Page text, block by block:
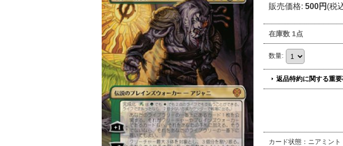
販売価格: 500円 (税
在庫数 1点
数量:
返品特約に関する重
カード状態：ニアミント